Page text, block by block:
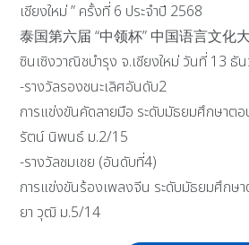
เชียงใหม่ ” ครั้งที่ 6 ประจำปี 2568​
泰国第六届 “中领杯” 中国语言文化
ซิน​เซิง​วาณิช​บำรุง​ จ.เชียงใหม่ วันที่​ 13 ธั
-รางวัลรองชนะเลิศอันดับ​2​
การแข่งขันคัดลายมือ ระดับ​มัธยมศึกษา​
รัตน์​ นิพนธ์​ ม.2/15
-รางวัลชมเชย​ (อันดับที่​4)
การแข่งขันร้องเพลงจีน​ ระดับ​มัธยมศึกษ
ยา​ ​วุฒิ​ ม.5/14